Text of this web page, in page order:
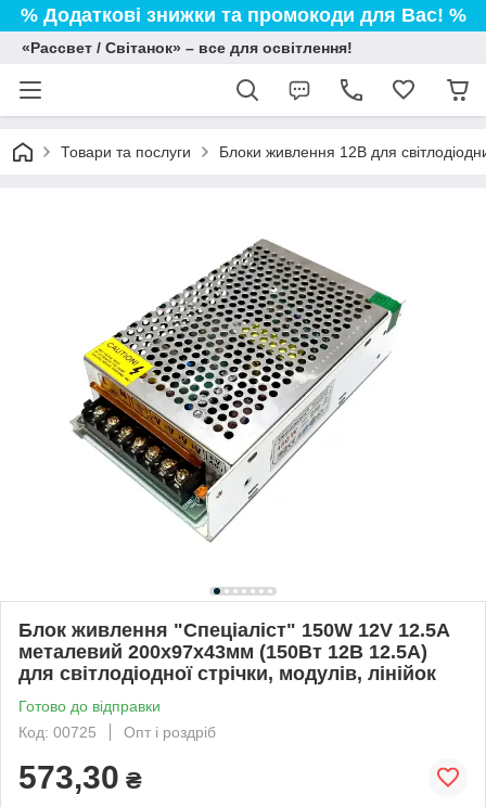
% Додаткові знижки та промокоди для Вас! %
«Рассвет / Світанок» – все для освітлення!
Товари та послуги Блоки живлення 12В для
Блок живлення "Спеціаліст" 150W 12V 12.5А
металевий 200х97х43мм (150Вт 12В 12.5А)
для світлодіодної стрічки, модулів, лінійок
Готово до відправки
Код: 00725
Опт і роздріб
573,30 ₴